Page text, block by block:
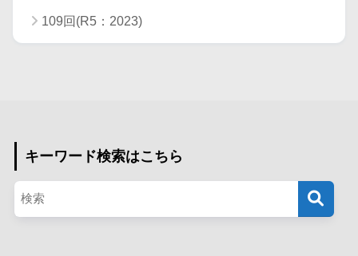
109回(R5：2023)
キーワード検索はこちら